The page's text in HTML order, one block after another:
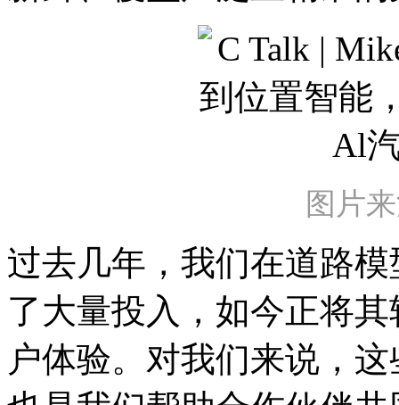
图片
过去几年，我们在道路
了大量投入，如今正将
户体验。对我们来说，